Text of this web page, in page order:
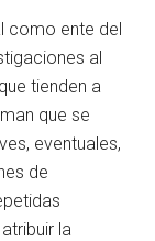
como ente del
al
tienden a
que se
eventuales,
de
la